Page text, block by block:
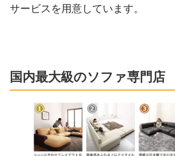
サービスを用意しています。
国内最大級のソファ専門店